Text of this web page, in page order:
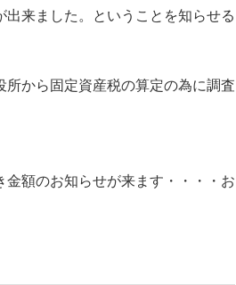
来ました。ということを知らせる
から固定資産税の算定の為に調査
額のお知らせが来ます・・・・お